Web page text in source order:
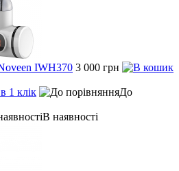
IWH370 3 000 грн
1 клік
До
В наявності